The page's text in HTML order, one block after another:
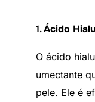
1.Ácido
O ácido
umectante
pele. Ele é